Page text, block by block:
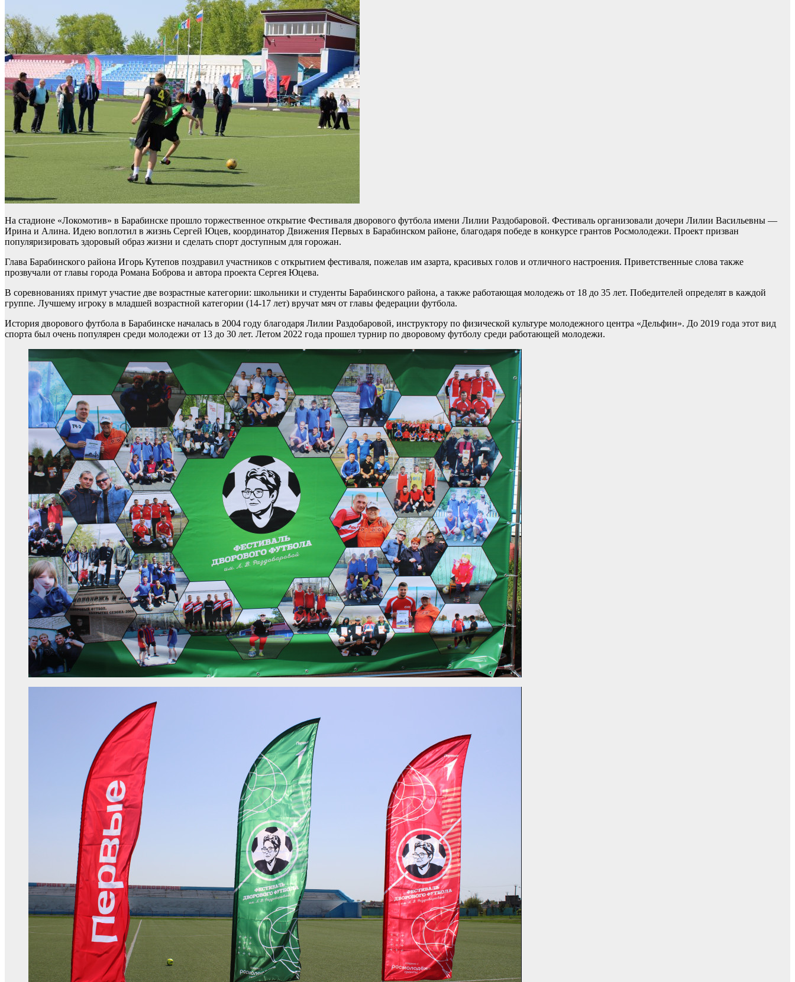
На стадионе «Локомотив» в Барабинске прошло торжественное открытие Фестиваля дворового футбола имени Лилии Раздобаровой. Фестиваль организовали дочери Лилии Васильевны —
Ирина и Алина. Идею воплотил в жизнь Сергей Юцев, координатор Движения Первых в Барабинском районе, благодаря победе в конкурсе грантов Росмолодежи. Проект призван
популяризировать здоровый образ жизни и сделать спорт доступным для горожан.
Глава Барабинского района Игорь Кутепов поздравил участников с открытием фестиваля, пожелав им азарта, красивых голов и отличного настроения. Приветственные слова также
прозвучали от главы города Романа Боброва и автора проекта Сергея Юцева.
В соревнованиях примут участие две возрастные категории: школьники и студенты Барабинского района, а также работающая молодежь от 18 до 35 лет. Победителей определят в каждой
группе. Лучшему игроку в младшей возрастной категории (14-17 лет) вручат мяч от главы федерации футбола.
История дворового футбола в Барабинске началась в 2004 году благодаря Лилии Раздобаровой, инструктору по физической культуре молодежного центра «Дельфин». До 2019 года этот вид
спорта был очень популярен среди молодежи от 13 до 30 лет. Летом 2022 года прошел турнир по дворовому футболу среди работающей молодежи.